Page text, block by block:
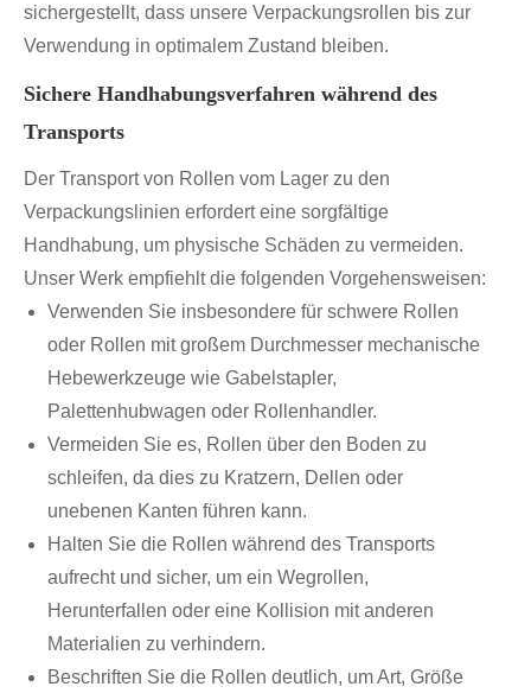
sichergestellt, dass unsere Verpackungsrollen bis zur
Verwendung in optimalem Zustand bleiben.
Sichere Handhabungsverfahren während des
Transports
Der Transport von Rollen vom Lager zu den
Verpackungslinien erfordert eine sorgfältige
Handhabung, um physische Schäden zu vermeiden.
Unser Werk empfiehlt die folgenden Vorgehensweisen:
Verwenden Sie insbesondere für schwere Rollen
oder Rollen mit großem Durchmesser mechanische
Hebewerkzeuge wie Gabelstapler,
Palettenhubwagen oder Rollenhandler.
Vermeiden Sie es, Rollen über den Boden zu
schleifen, da dies zu Kratzern, Dellen oder
unebenen Kanten führen kann.
Halten Sie die Rollen während des Transports
aufrecht und sicher, um ein Wegrollen,
Herunterfallen oder eine Kollision mit anderen
Materialien zu verhindern.
Beschriften Sie die Rollen deutlich, um Art, Größe